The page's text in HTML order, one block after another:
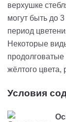
верхушке
могут быть до
период
Некоторые
жёлтого цвета,
Условия